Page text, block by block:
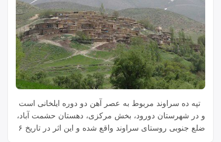
‍ ‍ تپه ده سراوند مربوط به عصر آهن دو دوره ایلخانی است
و در شهرستان دورود، بخش مرکزی، دهستان حشمت آباد،
ضلع جنوبی روستای سراوند واقع شده و این اثر در تاریخ ۶